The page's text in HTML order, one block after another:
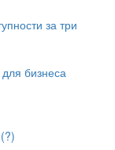
за три
бизнеса